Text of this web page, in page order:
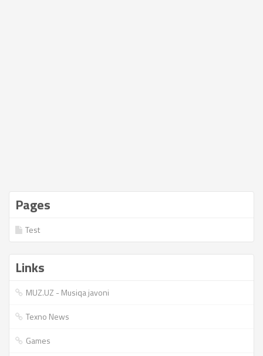
Pages
Test
Links
MUZ.UZ - Musiqa javoni
Texno News
Games